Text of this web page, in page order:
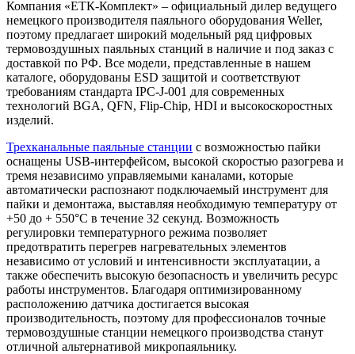
Компания «ЕТК-Комплект» – официальный дилер ведущего
немецкого производителя паяльного оборудования Weller,
поэтому предлагает широкий модельный ряд цифровых
термовоздушных паяльных станций в наличие и под заказ с
доставкой по РФ. Все модели, представленные в нашем
каталоге, оборудованы ESD защитой и соответствуют
требованиям стандарта IPC-J-001 для современных
технологий BGA, QFN, Flip-Chip, HDI и высокоскоростных
изделий.
Трехканальные паяльные станции с возможностью пайки
оснащены USB-интерфейсом, высокой скоростью разогрева и
тремя независимо управляемыми каналами, которые
автоматически распознают подключаемый инструмент для
пайки и демонтажа, выставляя необходимую температуру от
+50 до + 550°C в течение 32 секунд. Возможность
регулировки температурного режима позволяет
предотвратить перегрев нагревательных элементов
независимо от условий и интенсивности эксплуатации, а
также обеспечить высокую безопасность и увеличить ресурс
работы инструментов. Благодаря оптимизированному
расположению датчика достигается высокая
производительность, поэтому для профессионалов точные
термовоздушные станции немецкого производства станут
отличной альтернативой микропаяльнику.